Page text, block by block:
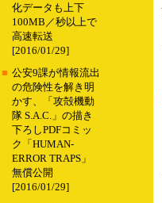
化データも上下
100MB／秒以上で
高速転送
[2016/01/29]
■ 公安9課が情報流出
の危険性を解き明
かす、「攻殻機動
隊 S.A.C.」の描き
下ろしPDFコミッ
ク「HUMAN-
ERROR TRAPS」
無償公開
[2016/01/29]